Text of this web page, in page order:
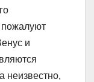
пожалуют
и
неизвестно,